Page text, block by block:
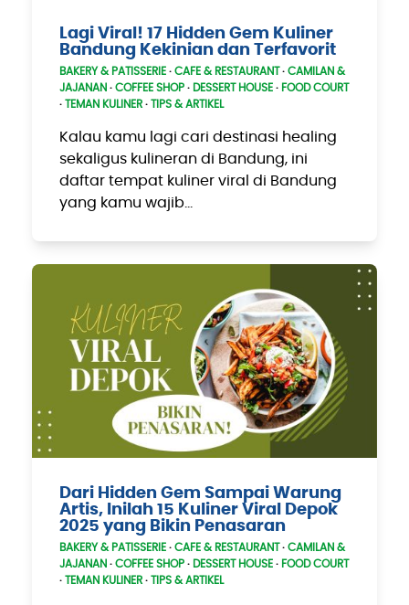
Lagi Viral! 17 Hidden Gem Kuliner
Bandung Kekinian dan Terfavorit
BAKERY & PATISSERIE· CAFE & RESTAURANT· CAMILAN &
JAJANAN · COFFEE SHOP· DESSERT HOUSE· FOOD COURT
· TEMAN KULINER· TIPS & ARTIKEL
Kalau kamu lagi cari destinasi healing
sekaligus kulineran di Bandung, ini
daftar tempat kuliner viral di Bandung
yang kamu wajib…
Dari Hidden Gem Sampai Warung
Artis, Inilah 15 Kuliner Viral Depok
2025 yang Bikin Penasaran
BAKERY & PATISSERIE· CAFE & RESTAURANT · CAMILAN &
JAJANAN · COFFEE SHOP· DESSERT HOUSE· FOOD COURT
·
TEMAN KULINER· TIPS & ARTIKEL